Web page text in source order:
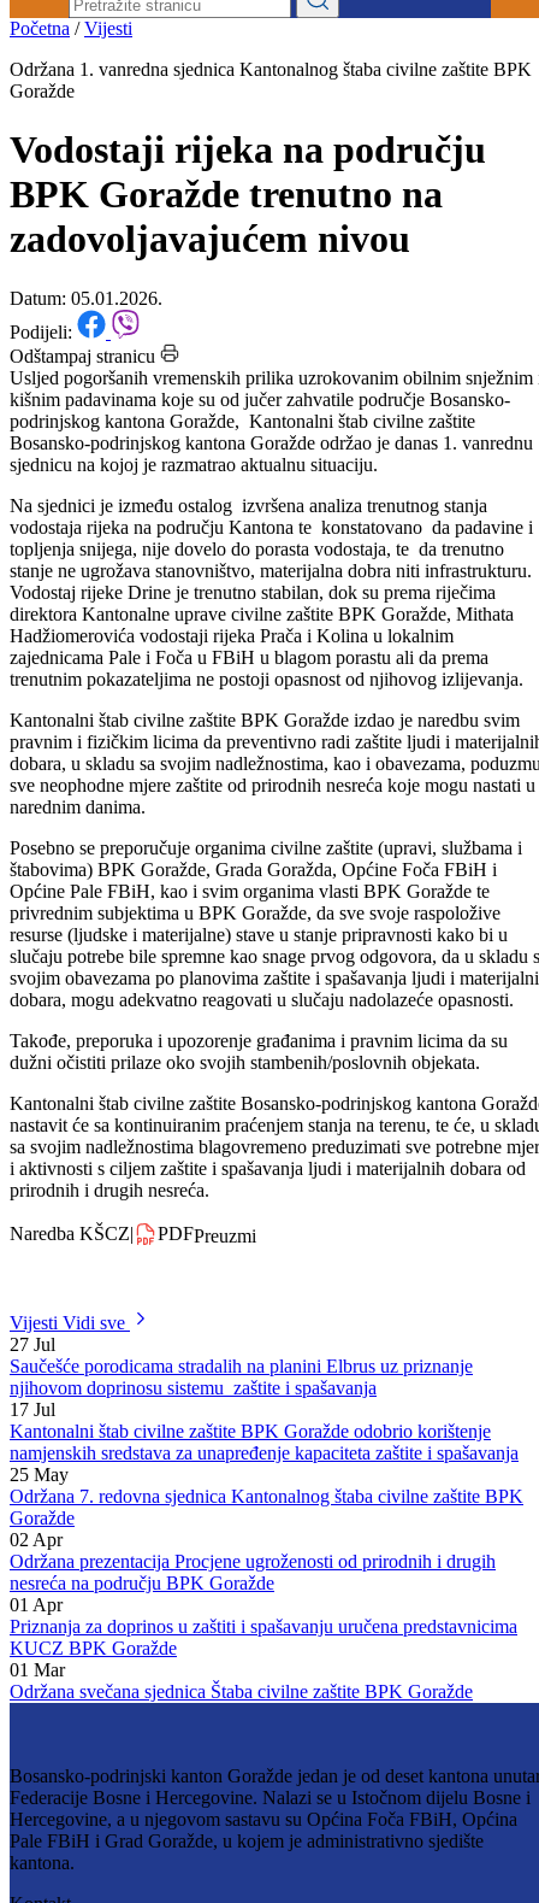
Vlada BPK
Početna/
Održana 1. vanredna sjednica Kantonalnog štaba civilne zaštite BPK
Goražde
Vodostaji rijeka na području
BPK Goražde trenutno na
zadovoljavajućem nivou
Datum: 05.01.2026.
Podijeli:
Odštampaj stranicu
Usljed pogoršanih vremenskih prilika uzrokovanim obilnim snježnim
kišnim padavinama koje su od jučer zahvatile područje Bosansko-
Bosansko-podrinjskog kantona Goražde održao je danas 1. vanrednu
sjednicu na kojoj je razmatrao aktualnu situaciju.
Na sjednici je između ostalog izvršena analiza trenutnog stanja
vodostaja rijeka na području Kantona te konstatovano da padavine i
topljenja snijega, nije dovelo do porasta vodostaja, te da trenutno
stanje ne ugrožava stanovništvo, materijalna dobra niti infrastrukturu.
Vodostaj rijeke Drine je trenutno stabilan, dok su prema riječima
direktora Kantonalne uprave civilne zaštite BPK Goražde, Mithata
zajednicama Pale i Foča u FBiH u blagom porastu ali da prema
trenutnim pokazateljima ne postoji opasnost od njihovog izlijevanja.
Kantonalni štab civilne zaštite BPK Goražde izdao je naredbu svim
pravnim i fizičkim licima da preventivno radi zaštite ljudi i
sve neophodne mjere zaštite od prirodnih nesreća koje mogu nastati u
narednim danima.
Posebno se preporučuje organima civilne zaštite (upravi, službama i
štabovima) BPK Goražde, Grada Goražda, Općine Foča FBiH i
Općine Pale FBiH, kao i svim organima vlasti BPK Goražde te
privrednim subjektima u BPK Goražde, da sve svoje raspoložive
resurse (ljudske i materijalne) stave u stanje pripravnosti kako bi u
svojim obavezama po planovima zaštite i spašavanja ljudi i
dobara, mogu adekvatno reagovati u slučaju nadolazeće opasnosti.
Takođe, preporuka i upozorenje građanima i pravnim licima da su
dužni očistiti prilaze oko svojih stambenih/poslovnih objekata.
Kantonalni štab civilne zaštite Bosansko-podrinjskog kantona
nastavit će sa kontinuiranim praćenjem stanja na terenu, te će, u
i aktivnosti s ciljem zaštite i spašavanja ljudi i materijalnih dobara od
VijestiVidi sve
27 Jul
Saučešće porodicama stradalih na planini Elbrus uz priznanje
njihovom doprinosu sistemu zaštite i spašavanja
17 Jul
Kantonalni štab civilne zaštite BPK Goražde odobrio korištenje
namjenskih sredstava za unapređenje kapaciteta zaštite i spašavanja
25 May
Održana 7. redovna sjednica Kantonalnog štaba civilne zaštite BPK
Goražde
02 Apr
Održana prezentacija Procjene ugroženosti od prirodnih i drugih
nesreća na području BPK Goražde
01 Apr
Priznanja za doprinos u zaštiti i spašavanju uručena predstavnicima